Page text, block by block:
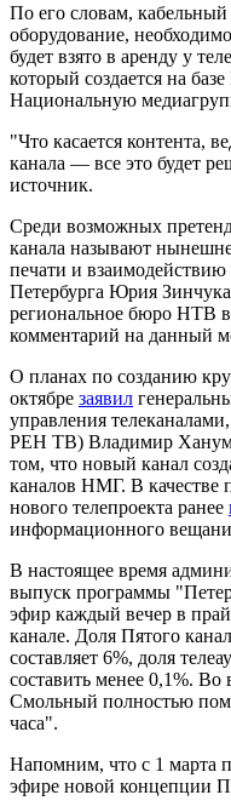
По его словам, кабельный
оборудование,
будет взято в аренду у
который создается на
Национальную
"Что касается контента,
канала — все это будет
источник.
Среди возможных
канала называют
печати и
Петербурга Юрия
региональное бюро НТВ
комментарий на данный
О планах по созданию
октябре заявил
управления
РЕН ТВ) Владимир
том, что новый канал
каналов НМГ. В качестве
нового телепроекта ранее
информационного
В настоящее время
выпуск программы
эфир каждый вечер в
канале. Доля Пятого
составляет 6%, доля
составить менее 0,1%. Во
Смольный полностью
часа".
Напомним, что с 1 марта
эфире новой концепции